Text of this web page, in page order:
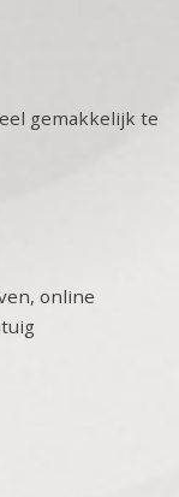
gemakkelijk te
online